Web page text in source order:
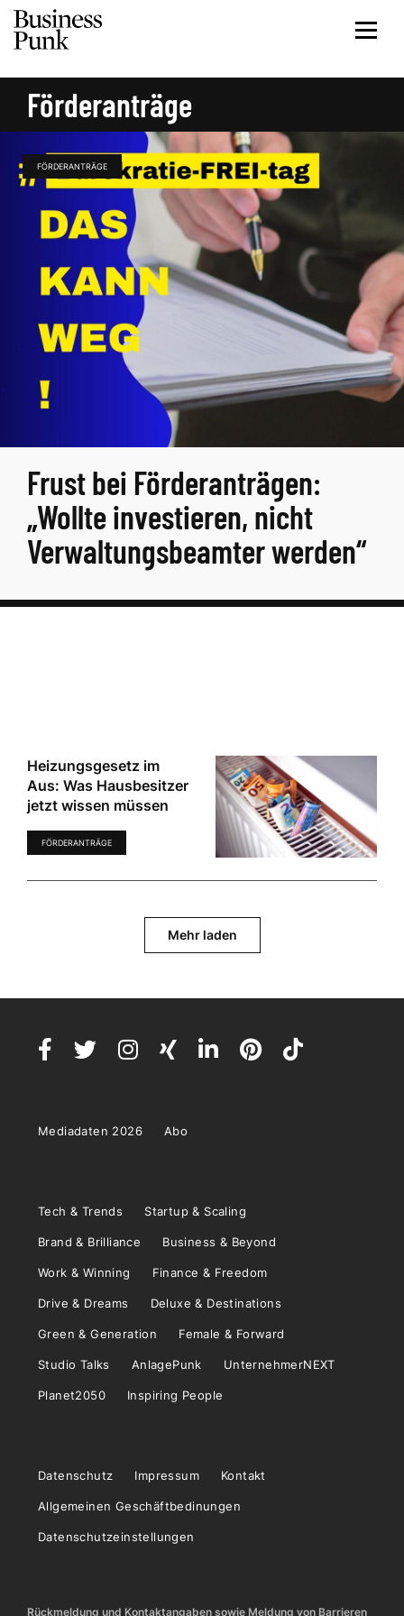
Förderanträge
FÖRDERANTRÄGE
Frust bei Förderanträgen:
„Wollte investieren, nicht
Verwaltungsbeamter werden“
Heizungsgesetz im
Aus: Was Hausbesitzer
jetzt wissen müssen
FÖRDERANTRÄGE
Mehr laden
Mediadaten 2026 Abo
Tech & Trends Startup & Scaling
Brand & Brilliance Business & Beyond
Work & Winning Finance & Freedom
Drive & Dreams Deluxe & Destinations
Green & Generation Female & Forward
Studio Talks AnlagePunk UnternehmerNEXT
Planet2050 Inspiring People
Datenschutz Impressum Kontakt
Allgemeinen Geschäftbedinungen
Datenschutzeinstellungen
Rückmeldung und Kontaktangaben sowie Meldung von Barrieren